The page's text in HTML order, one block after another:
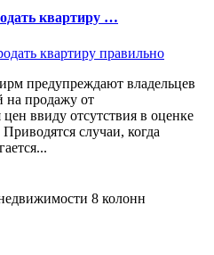
квартиру …
предупреждают владельцев
на продажу от
ввиду отсутствия в оценке
случаи, когда
8 колонн